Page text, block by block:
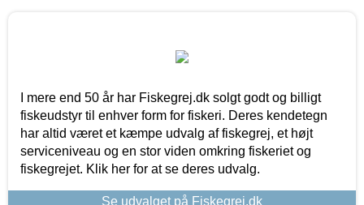
I mere end 50 år har Fiskegrej.dk solgt godt og billigt
fiskeudstyr til enhver form for fiskeri. Deres kendetegn
har altid været et kæmpe udvalg af fiskegrej, et højt
serviceniveau og en stor viden omkring fiskeriet og
fiskegrejet. Klik her for at se deres udvalg.
Se udvalget på Fiskegrej.dk